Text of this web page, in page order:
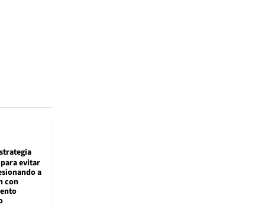
evitar
a
con